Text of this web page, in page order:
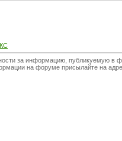
за информацию, публикуемую
на форуме присылайте на